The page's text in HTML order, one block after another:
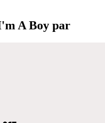
A Boy par